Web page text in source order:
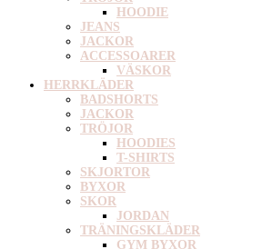
HOODIE
JEANS
JACKOR
ACCESSOARER
VÄSKOR
HERRKLÄDER
BADSHORTS
JACKOR
TRÖJOR
HOODIES
T-SHIRTS
SKJORTOR
BYXOR
SKOR
JORDAN
TRÄNINGSKLÄDER
GYM BYXOR